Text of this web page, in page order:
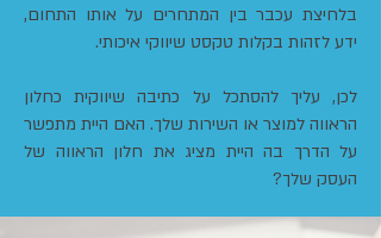
בלחיצת עכבר בין המתחרים על אותו התחום,
ידע לזהות בקלות טקסט שיווקי איכותי.
לכן, עליך להסתכל על כתיבה שיווקית כחלון
הראווה למוצר או השירות שלך. האם היית מתפשר
על הדרך בה היית מציג את חלון הראווה של
העסק שלך?